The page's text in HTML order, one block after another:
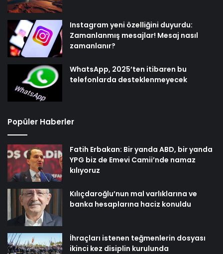
Instagram yeni özelliğini duyurdu:
Zamanlanmış mesajlar! Mesaj nasıl
zamanlanır?
WhatsApp, 2025’ten itibaren bu
telefonlarda desteklenmeyecek
Popüler Haberler
Fatih Erbakan: Bir yanda ABD, bir yanda
YPG biz de Emevi Camii’nde namaz
kılıyoruz
Kılıçdaroğlu’nun mal varlıklarına ve
banka hesaplarına haciz konuldu
İhraçları istenen teğmenlerin dosyası
ikinci kez disiplin kurulunda